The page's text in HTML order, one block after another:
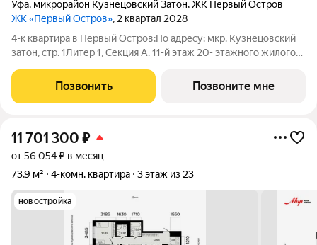
Уфа, микрорайон Кузнецовский Затон,ЖК Первый Остров
ЖК «Первый Остров», 2 квартал 2028
4-к квартира в Первый Остров;По адресу: мкр. Кузнецовский
затон, стр. 1Литер 1, Секция А. 11-й этаж 20- этажного жилого
ГК "Первый Трест".Срок окончания строительства: 2 квартал
2029
Позвонить Позвоните мне
11 701 300 ₽
от 56 054 ₽ в месяц
73,9 м²
4-комн. квартира 3 этаж из 23
новостройка